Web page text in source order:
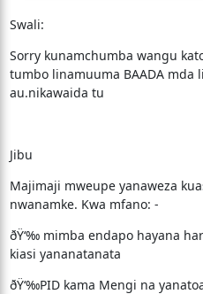
Swali:
Sorry kunamchumba wangu
tumbo linamuuma BAADA mda
au.nikawaida tu
Jibu
Majimaji mweupe yanaweza
nwanamke. Kwa mfano: -
ðŸ‘‰ mimba endapo hayana
kiasi yananatanata
ðŸ‘‰PID kama Mengi na